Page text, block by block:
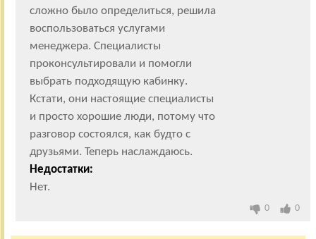
сложно было определиться, решила
воспользоваться услугами
менеджера. Специалисты
проконсультировали и помогли
выбрать подходящую кабинку.
Кстати, они настоящие специалисты
и просто хорошие люди, потому что
разговор состоялся, как будто с
друзьями. Теперь наслаждаюсь.
Недостатки:
Нет.
0 0